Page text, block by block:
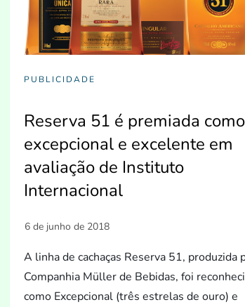
PUBLICIDADE
Reserva 51 é premiada como
excepcional e excelente em
avaliação de Instituto
Internacional
A linha de cachaças Reserva 51, produzida
Companhia Müller de Bebidas, foi
como Excepcional (três estrelas de ouro) e